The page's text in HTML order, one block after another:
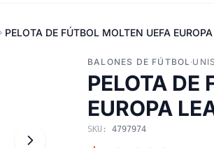
PELOTA DE FÚTBOL MOLTEN UEFA
BALONES DE FÚTBOL·
PELOTA DE
EUROPA
SKU: 4797974